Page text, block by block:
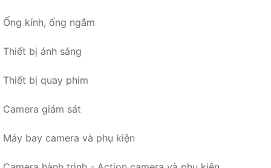
Ống kính, ống ngắm
Thiết bị ánh sáng
Thiết bị quay phim
Camera giám sát
Máy bay camera và phụ kiện